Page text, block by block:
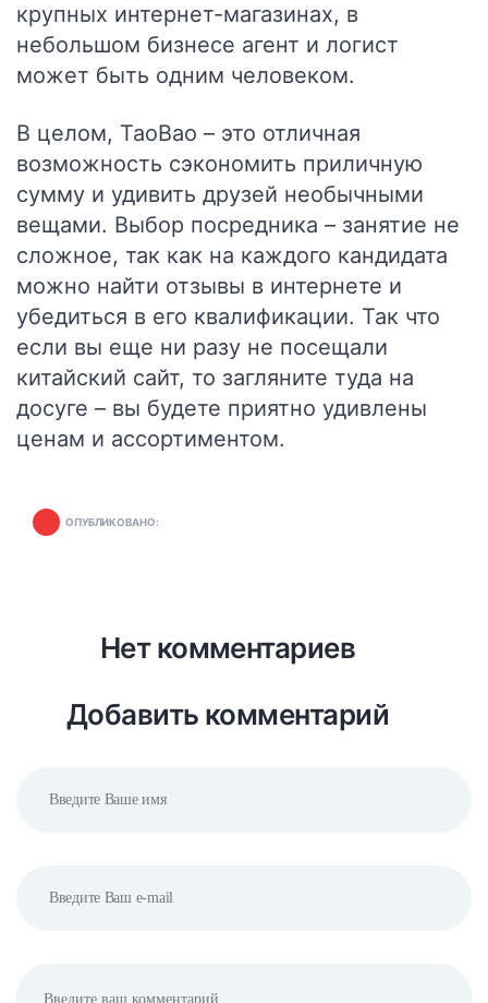
крупных интернет-магазинах, в
небольшом бизнесе агент и логист
может быть одним человеком.
В целом, TaoBao – это отличная
возможность сэкономить приличную
сумму и удивить друзей необычными
вещами. Выбор посредника – занятие не
сложное, так как на каждого кандидата
можно найти отзывы в интернете и
убедиться в его квалификации. Так что
если вы еще ни разу не посещали
китайский сайт, то загляните туда на
досуге – вы будете приятно удивлены
ценам и ассортиментом.
ОПУБЛИКОВАНО:
Нет комментариев
Добавить комментарий